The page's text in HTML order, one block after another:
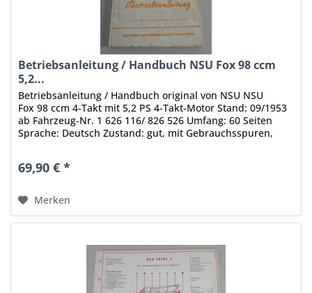
Betriebsanleitung / Handbuch NSU Fox 98 ccm
5,2...
Betriebsanleitung / Handbuch original von NSU NSU
Fox 98 ccm 4-Takt mit 5,2 PS 4-Takt-Motor Stand: 09/1953
ab Fahrzeug-Nr. 1 626 116/ 826 526 Umfang: 60 Seiten
Sprache: Deutsch Zustand: gut, mit Gebrauchsspuren,
69,90 € *
Merken